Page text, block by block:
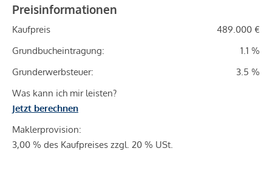
Preisinformationen
Kaufpreis
489.000 €
Grundbucheintragung:
1.1 %
Grunderwerbsteuer:
3.5 %
Was kann ich mir leisten?
Jetzt berechnen
Maklerprovision:
3,00 % des Kaufpreises zzgl. 20 % USt.